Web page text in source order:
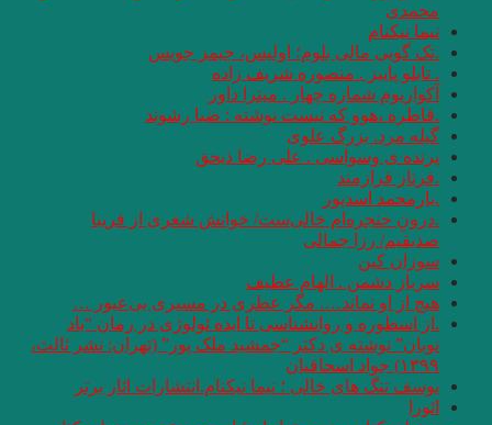
محمدی
نیما نیکنام
.تک گویی مالی بلوم؛ اولیس، جیمز جویس
. تابلو پاییز . منصوره شریف زاده
آکواریوم شماره چهار . میترا داور
.قاطره ،هوو که نیست نوشته : ضيا رشوند
گیله مرد. بزرگ علوی
پرنده ی وسواسی . علی رضا ذیحق
.فرناز فرازمند
.یارمحمد اسدپور
.درونِ حنجره‌ام خالی‌ست/ خوانش شعری از فریبا
صدیقیم/ رزا جمالی
سوزان کین
سرباز دشمن . الهام عطیف
هیچ از او نماند…. مگر عطری در مسیری بی‌عبور …
.از اسطوره و روانشناسی تا ایده ئولوژی در رمان “باد
نوبان” نوشته ی دکتر “جمشید ملک پور” (تهران: نشر ثالث،
۱۳۹۹) جواد اسحاقیان
یوسف تنگ های خالی ؛ نیما نیکنام.انتشارات اثار برتر
ائورا